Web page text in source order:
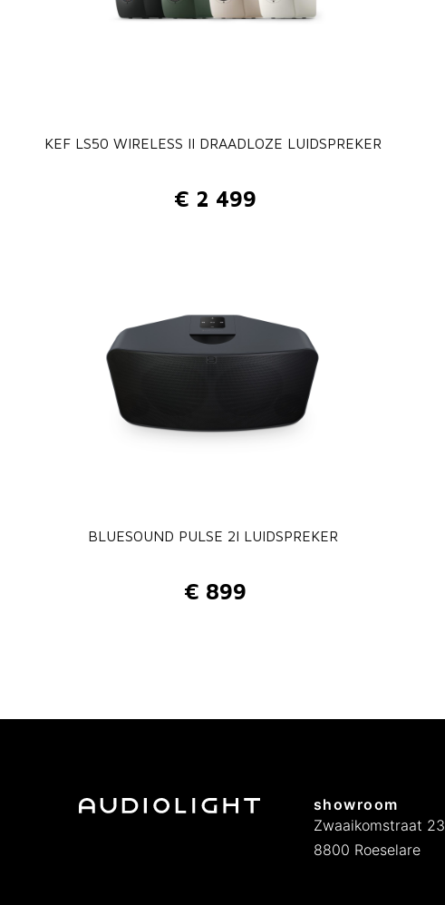
KEF LS50 WIRELESS II DRAADLOZE LUIDSPREKER
€ 2 499
BLUESOUND PULSE 2I LUIDSPREKER
€ 899
showroom
Zwaaikomstraat 23
8800 Roeselare